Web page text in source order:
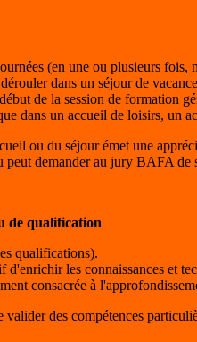
(en une ou plusieurs
dans un séjour de
de la session de formation
dans un accueil de loisirs, un
ou du séjour émet une
demander au jury BAFA
de qualification
qualifications).
les connaissances et
consacrée à
des compétences